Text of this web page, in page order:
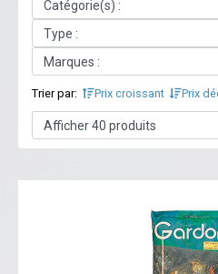
Trier par: Prix croissant Prix